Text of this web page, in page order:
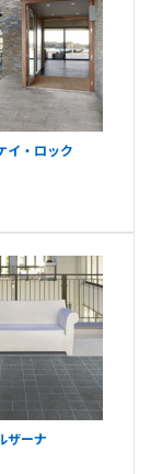
イ・ロック
ザーナ